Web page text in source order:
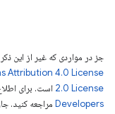
جز در مواردی که غیر از این
Attribution 4.0 License
2.0 License است. برای
Developers‏